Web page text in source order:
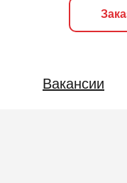
Вакансии